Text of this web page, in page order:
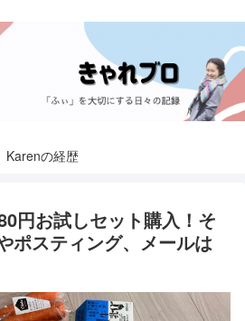
Karenの経歴
円お試しセット購入！そ
ポスティング、メールは